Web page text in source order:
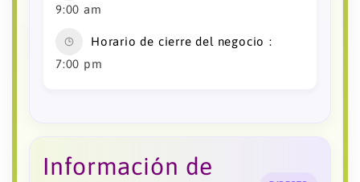
9:00 am
Horario de cierre del negocio
7:00 pm
Información de